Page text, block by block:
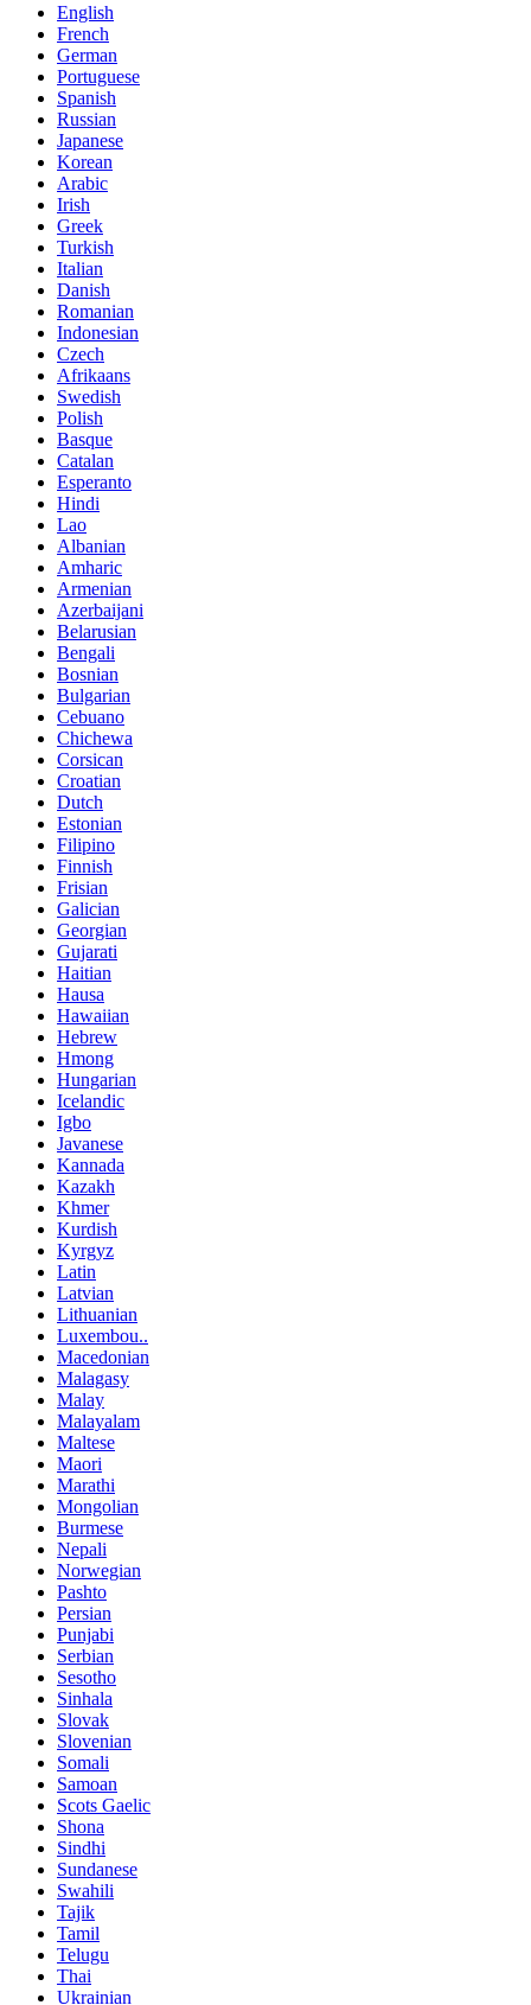
English
French
German
Portuguese
Spanish
Russian
Japanese
Korean
Arabic
Irish
Greek
Turkish
Italian
Danish
Romanian
Indonesian
Czech
Afrikaans
Swedish
Polish
Basque
Catalan
Esperanto
Hindi
Lao
Albanian
Amharic
Armenian
Azerbaijani
Belarusian
Bengali
Bosnian
Bulgarian
Cebuano
Chichewa
Corsican
Croatian
Dutch
Estonian
Filipino
Finnish
Frisian
Galician
Georgian
Gujarati
Haitian
Hausa
Hawaiian
Hebrew
Hmong
Hungarian
Icelandic
Igbo
Javanese
Kannada
Kazakh
Khmer
Kurdish
Kyrgyz
Latin
Latvian
Lithuanian
Luxembou..
Macedonian
Malagasy
Malay
Malayalam
Maltese
Maori
Marathi
Mongolian
Burmese
Nepali
Norwegian
Pashto
Persian
Punjabi
Serbian
Sesotho
Sinhala
Slovak
Slovenian
Somali
Samoan
Scots Gaelic
Shona
Sindhi
Sundanese
Swahili
Tajik
Tamil
Telugu
Thai
Ukrainian